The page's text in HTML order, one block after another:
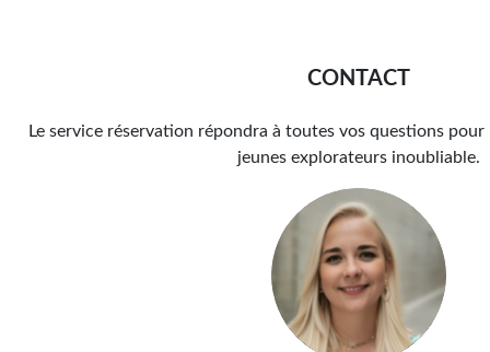
CONTACT
Le service réservation répondra à toutes vos questions
jeunes explorateurs inoubliable.